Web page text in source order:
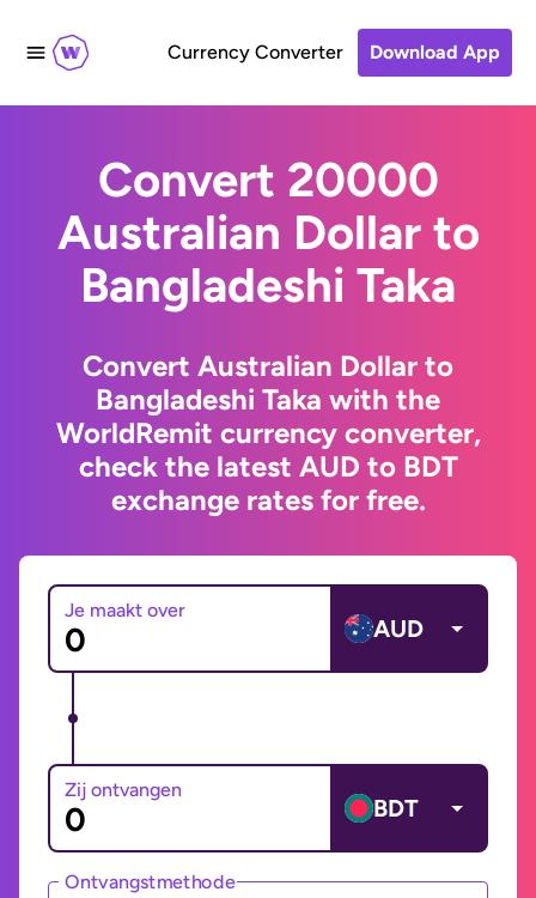
Currency Converter Download App
Convert 20000
Australian Dollar to
Bangladeshi Taka
Convert Australian Dollar to
Bangladeshi Taka with the
WorldRemit currency converter,
check the latest AUD to BDT
exchange rates for free.
Je maakt over
AUD
Zij ontvangen
BDT
Ontvangstmethode